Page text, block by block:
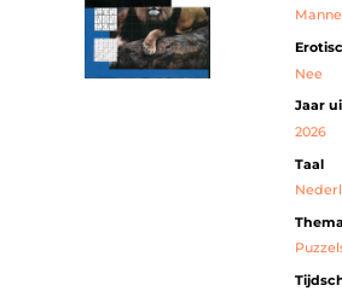
Nee
Jaar
2026
Taal
Thema